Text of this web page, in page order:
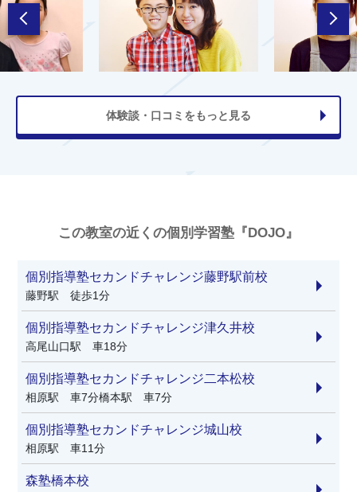
体験談・口コミをもっと見る
この教室の近くの個別学習塾『DOJO』
個別指導塾セカンドチャレンジ藤野駅前校
藤野駅 徒歩1分
個別指導塾セカンドチャレンジ津久井校
高尾山口駅 車18分
個別指導塾セカンドチャレンジ二本松校
相原駅 車7分橋本駅 車7分
個別指導塾セカンドチャレンジ城山校
相原駅 車11分
森塾橋本校